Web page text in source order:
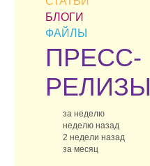
БЛОГИ
ФАЙЛЫ
ПРЕСС-
РЕЛИЗЫ
за неделю
неделю назад
2 недели назад
за месяц